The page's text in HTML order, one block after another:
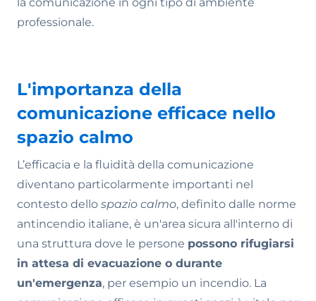
professionale.
L'importanza della
comunicazione efficace nello
spazio calmo
L’efficacia e la fluidità della comunicazione
diventano particolarmente importanti nel
contesto dello spazio calmo, definito dalle norme
antincendio italiane, è un'area sicura all'interno di
una struttura dove le persone possono rifugiarsi
in attesa di evacuazione o durante
un'emergenza, per esempio un incendio. La